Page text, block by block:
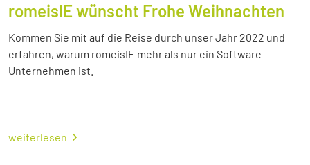
romeisIE wünscht Frohe Weihnachten
Kommen Sie mit auf die Reise durch unser Jahr 2022 und
erfahren, warum romeisIE mehr als nur ein Software-
Unternehmen ist.
weiterlesen